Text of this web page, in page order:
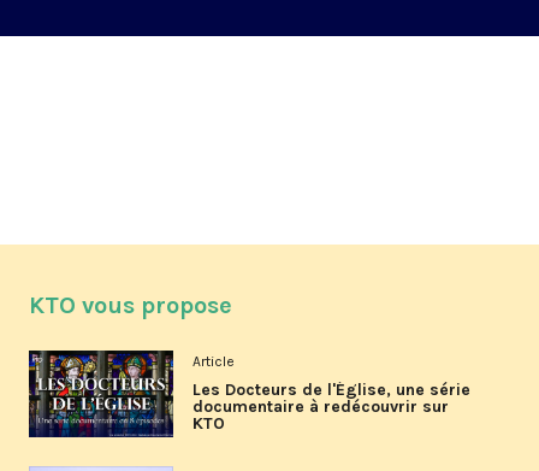
KTO vous propose
Article
Les Docteurs de l'Église, une série
documentaire à redécouvrir sur
KTO